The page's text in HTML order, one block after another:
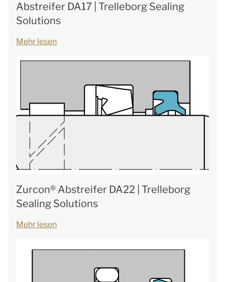
Abstreifer DA17 | Trelleborg Sealing
Solutions
Mehr lesen
Zurcon® Abstreifer DA22 | Trelleborg
Sealing Solutions
Mehr lesen